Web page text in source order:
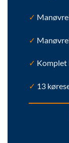
✓
✓
✓ Komplet
✓ 13